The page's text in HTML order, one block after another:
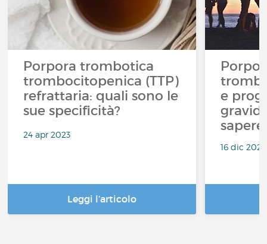
Porpora trombotica
trombocitopenica (TTP)
refrattaria: quali sono le
sue specificità?
24 apr 2023
Leggi l’articolo
e
sapere!
16 dic 2022